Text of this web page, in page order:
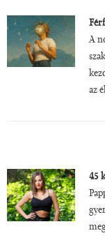
A
az
45